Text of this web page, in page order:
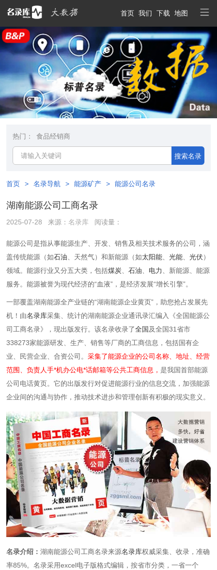
首页 我们 下载 地图
热门： 食品经销商
搜索名录
首页 > 名录导航 > 能源矿产 > 能源公司名录
湖南能源公司工商名录
2025-07-28 来源：名录库 阅读量：
能源公司是指从事能源生产、开发、销售及相关技术服务的公司，涵
盖传统能源（如石油 、天然气）和新能源（如太阳能 、光能 、光伏）
领域。能源行业又分五大类，包括煤炭 、石油 电力
、新能源、能源
服务。能源被誉为现代经济的“血液”，是经济发展“增长引擎”。
一部覆盖湖南能源全产业链的“湖南能源企业黄页”，助您抢占发展先
机！由名录库采集、统计的湖南能源企业通讯录汇编入《全国能源公
司工商名录》，现出版发行。该名录收录了全国及全国31省市
338273家能源研发、生产、销售等厂商的工商信息，包括国有企
业、民营企业、合资公司。采集了能源企业的公司名称、地址、经营
范围、负责人手*机办公电*话邮箱等公共工商信息，是我国首部能源
公司电话黄页。它的出版发行对促进能源行业的信息交流，加强能源
企业间的沟通与协作，推动技术进步和管理创新有积极的现实意义。
名录介绍：湖南能源公司工商名录来源名录库权威采集、收录，准确
率85%。名录采用excel电子版格式编辑，按省市分类，一省一个